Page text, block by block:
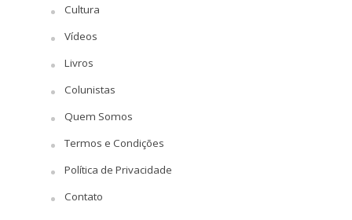
Cultura
Vídeos
Livros
Colunistas
Quem Somos
Termos e Condições
Política de Privacidade
Contato